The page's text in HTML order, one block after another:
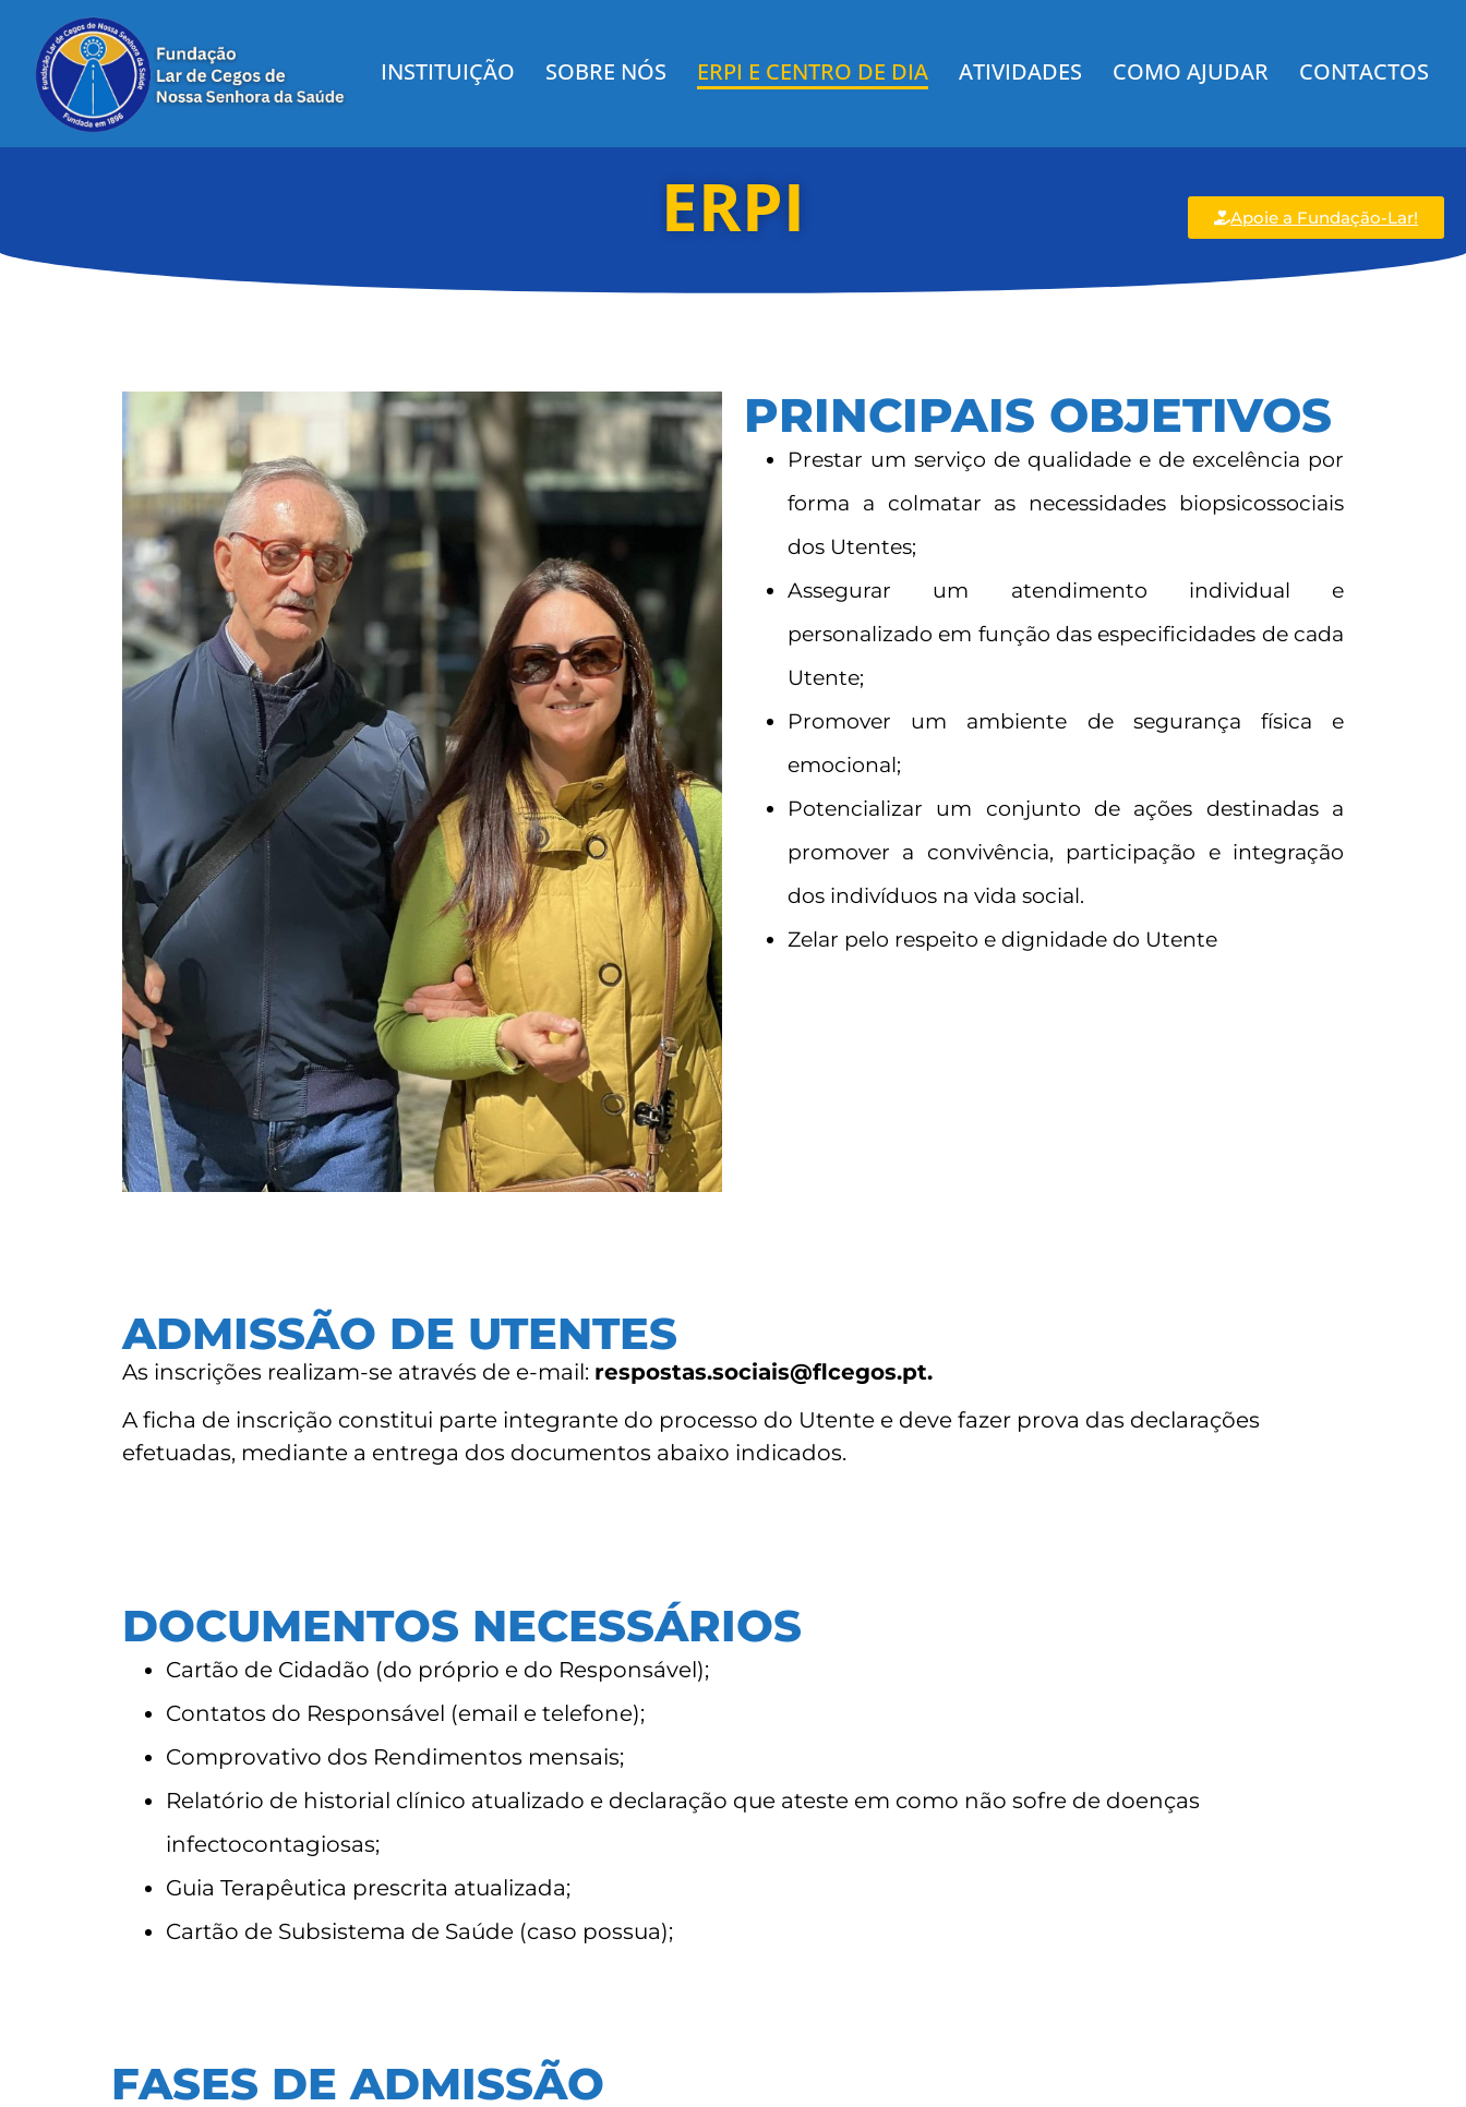
INSTITUIÇÃO SOBRE NÓS ERPI E CENTRO DE DIA ATIVIDADES COMO AJUDAR CONTACTOS
ERPI Apoie a Fundação-Lar!
PRINCIPAIS OBJETIVOS
Prestar um serviço de qualidade e de excelência por
forma a colmatar as necessidades biopsicossociais
dos Utentes;
Assegurar um atendimento individual e
personalizado em função das especificidades de cada
Utente;
Promover um ambiente de segurança física e
emocional;
Potencializar um conjunto de ações destinadas a
promover a convivência, participação e integração
dos indivíduos na vida social.
Zelar pelo respeito e dignidade do Utente
ADMISSÃO DE UTENTES
As inscrições realizam-se através de e-mail: respostas.sociais@flcegos.pt.
A ficha de inscrição constitui parte integrante do processo do Utente e deve fazer prova das declarações
efetuadas, mediante a entrega dos documentos abaixo indicados.
DOCUMENTOS NECESSÁRIOS
Cartão de Cidadão (do próprio e do Responsável);
Contatos do Responsável (email e telefone);
Comprovativo dos Rendimentos mensais;
Relatório de historial clínico atualizado e declaração que ateste em como não sofre de doenças
infectocontagiosas;
Guia Terapêutica prescrita atualizada;
Cartão de Subsistema de Saúde (caso possua);
FASES DE ADMISSÃO